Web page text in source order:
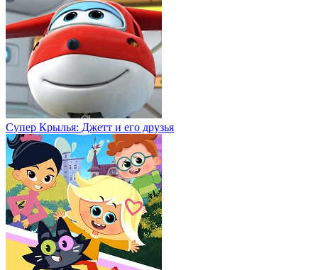
Супер Крылья: Джетт и его друзья